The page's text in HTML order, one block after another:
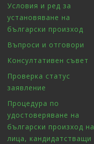
Условия и ред за
установяване на
български произход
Въпроси и отговори
Консултативен съвет
Проверка статус
заявление
Процедура по
удостоверяване на
български произход на
лица, кандидатстващи